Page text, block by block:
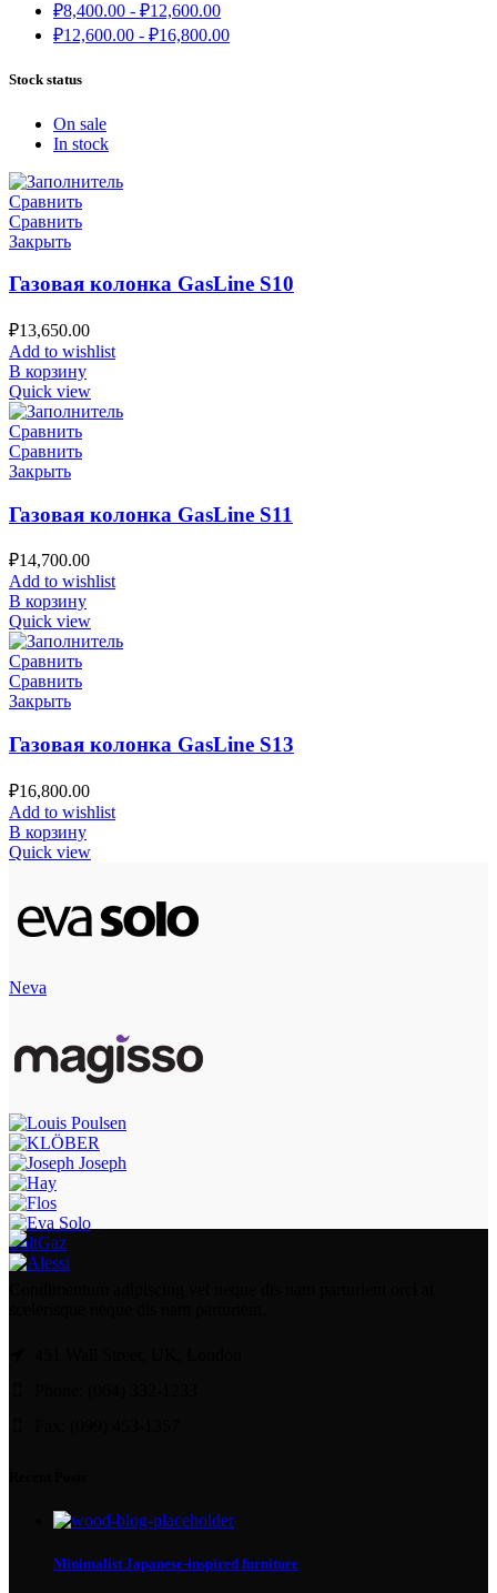
₽8,400.00 - ₽12,600.00
₽12,600.00 - ₽16,800.00
Stock status
On sale
In stock
Сравнить
Сравнить
Закрыть
Газовая колонка GasLine S10
₽13,650.00
Add to wishlist
В корзину
Quick view
Сравнить
Сравнить
Закрыть
Газовая колонка GasLine S11
₽14,700.00
Add to wishlist
В корзину
Quick view
Сравнить
Сравнить
Закрыть
Газовая колонка GasLine S13
₽16,800.00
Add to wishlist
В корзину
Quick view
Neva
BaltGaz
Minimalist Japanese-inspired furniture